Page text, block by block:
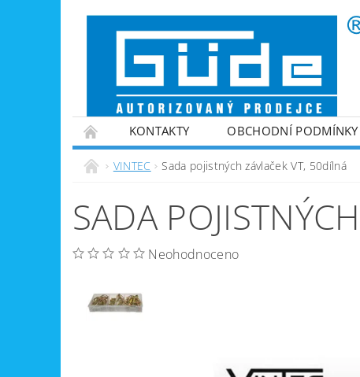
KONTAKTY OBCHODNÍ PODMÍNKY
VINTEC
ZPRACOVÁNÍ PALIVOVÉHO DŘEVA
GENERÁTORY PROUDU
VYBAVENÍ DÍLEN
NABÍJEČKY BATERIÍ
VINTEC Sada pojistných závlaček VT, 50dílná
SADA
Neohodnoceno